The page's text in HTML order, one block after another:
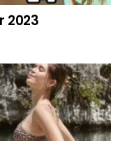
2023